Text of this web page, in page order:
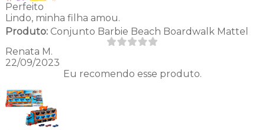
Perfeito
Lindo, minha filha amou.
Produto:Conjunto Barbie Beach Boardwalk Mattel
Renata M.
22/09/2023
Eu recomendo esse produto.